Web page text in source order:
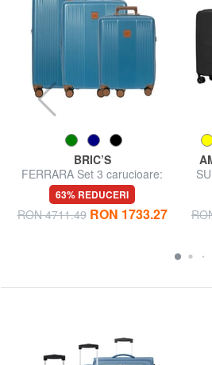
BRIC’S
FERRARA Set 3 carucioare:
cabina, extensibil mediu si
mare
63% REDUCERI
RON 4711.49 RON 1733.27